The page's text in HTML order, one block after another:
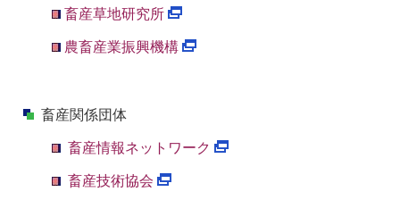
畜産草地研究所
農畜産業振興機構
畜産関係団体
畜産情報ネットワーク
畜産技術協会